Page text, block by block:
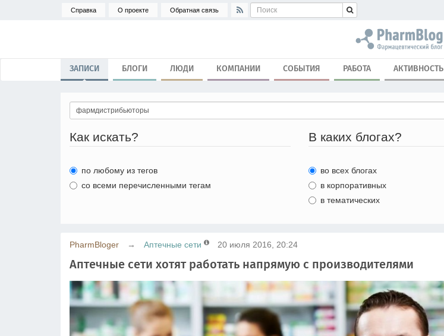
Справка О проекте Обратная связь
ЗАПИСИ БЛОГИ ЛЮДИ КОМПАНИИ СОБЫТИЯ РАБОТА АКТИВНОСТЬ
Как искать?
по любому из тегов
со всеми перечисленными тегам
В каких блогах?
во всех блогах
в корпоративных
в тематических
PharmBloger → Аптечные сети 20 июля 2016, 20:24
Аптечные сети хотят работать напрямую с производителями